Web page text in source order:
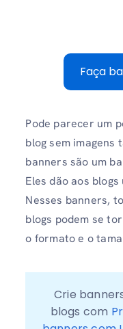
Faça
Pode parecer um
blog sem imagens
banners são um
Eles dão aos
Nesses banners,
blogs podem se
o formato e o
Crie
blogs com